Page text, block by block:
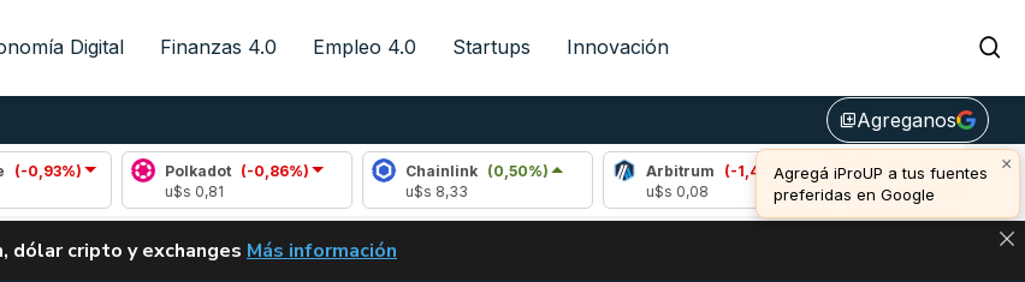
Digital Finanzas 4.0 Empleo 4.0 Startups Innovación
library_addAgreganos
×
Agregá iProUP a tus fuentes
preferidas en Google
Polkadot
(-0,86%)
Chainlink (0,50%)
Arbitrum (-1,43%)
Bitcoin (-0,11%)
u$s 64.864,00
dólar cripto y exchanges CLARITY ACT EN ARGENTINA: IMPACTO EN BITCOIN, DÓLAR CRIPTO Y EXCHANGES
Más información